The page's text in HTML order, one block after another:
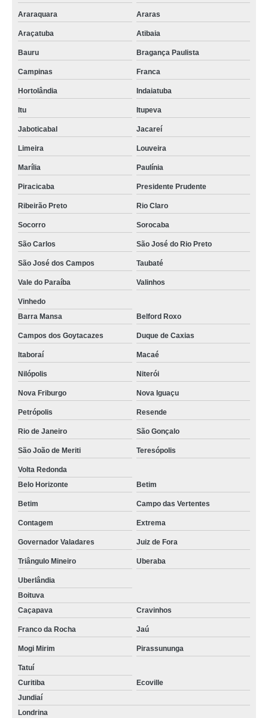
Araraquara Araras
Araçatuba Atibaia
Bauru Bragança Paulista
Campinas Franca
Hortolândia Indaiatuba
Itu Itupeva
Jaboticabal Jacareí
Limeira Louveira
Marília Paulínia
Piracicaba Presidente Prudente
Ribeirão Preto Rio Claro
Socorro Sorocaba
São Carlos São José do Rio Preto
São José dos Campos Taubaté
Vale do Paraíba Valinhos
Vinhedo
Barra Mansa
Belford Roxo
Campos dos Goytacazes Duque de Caxias
Itaboraí Macaé
Nilópolis Niterói
Nova Friburgo Nova Iguaçu
Petrópolis Resende
Rio de Janeiro São Gonçalo
São João de Meriti Teresópolis
Volta Redonda
Belo Horizonte
Betim
Betim Campo das Vertentes
Contagem Extrema
Governador Valadares Juiz de Fora
Triângulo Mineiro Uberaba
Uberlândia
Boituva
Caçapava
Cravinhos
Franco da Rocha Jaú
Mogi Mirim Pirassununga
Tatuí
Curitiba
Ecoville
Jundiaí
Londrina